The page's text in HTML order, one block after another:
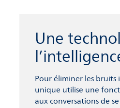
Une
Pour éliminer les
unique utilise une
aux conversations de